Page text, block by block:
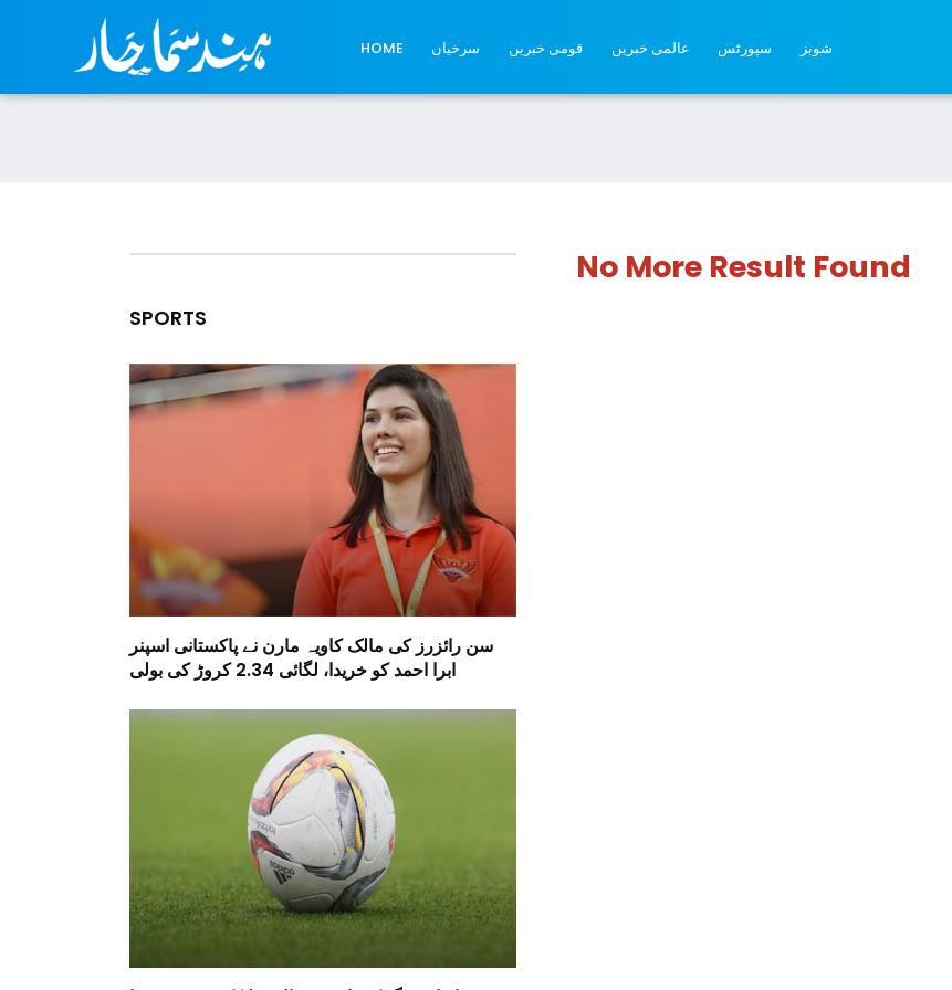
HOME سرخیاں قومی خبریں عالمی خبریں سپورٹس شوبز
SPORTS
سن رائزرز کی مالک کاویہ مارن نے پاکستانی اسپنر
ابرا احمد کو خریدا، لگائی 2.34 کروڑ کی بولی
No More Result Found